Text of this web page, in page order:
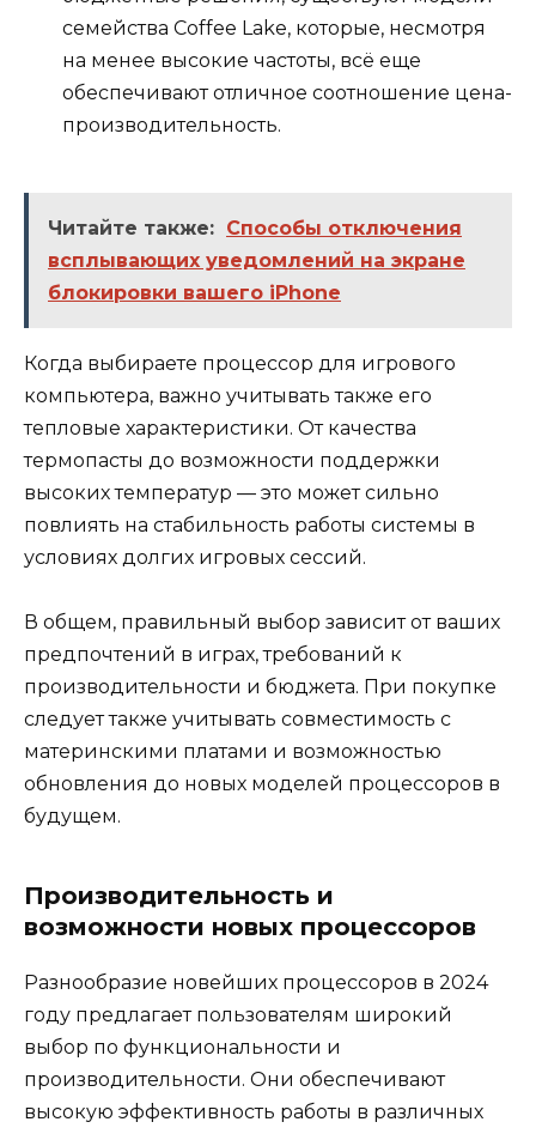
семейства Coffee Lake, которые, несмотря
на менее высокие частоты, всё еще
обеспечивают отличное соотношение цена-
производительность.
Читайте также: Способы отключения
всплывающих уведомлений на экране
блокировки вашего iPhone
Когда выбираете процессор для игрового
компьютера, важно учитывать также его
тепловые характеристики. От качества
термопасты до возможности поддержки
высоких температур — это может сильно
повлиять на стабильность работы системы в
условиях долгих игровых сессий.
В общем, правильный выбор зависит от ваших
предпочтений в играх, требований к
производительности и бюджета. При покупке
следует также учитывать совместимость с
материнскими платами и возможностью
обновления до новых моделей процессоров в
будущем.
Производительность и
возможности новых процессоров
Разнообразие новейших процессоров в 2024
году предлагает пользователям широкий
выбор по функциональности и
производительности. Они обеспечивают
высокую эффективность работы в различных